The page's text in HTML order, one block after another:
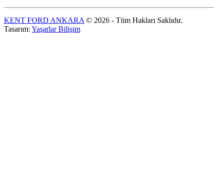
KENT FORD ANKARA © 2026 - Tüm Hakları Saklıdır.
Tasarım: Yaşarlar Bilişim